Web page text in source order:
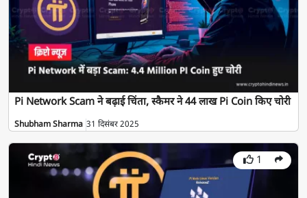
Pi Network Scam ने बढ़ाई चिंता, स्कैमर ने 44 लाख Pi Coin किए चोरी
Shubham Sharma 31 दिसंबर 2025
1